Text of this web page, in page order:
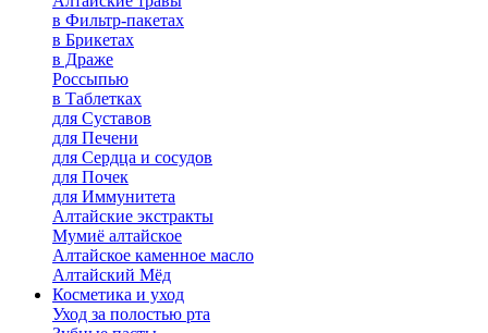
в Фильтр-пакетах
в Брикетах
в Драже
Россыпью
в Таблетках
для Cуставов
для Печени
для Сердца и сосудов
для Почек
для Иммунитета
Алтайские экстракты
Мумиё алтайское
Алтайское каменное масло
Алтайский Мёд
Косметика и уход
Уход за полостью рта